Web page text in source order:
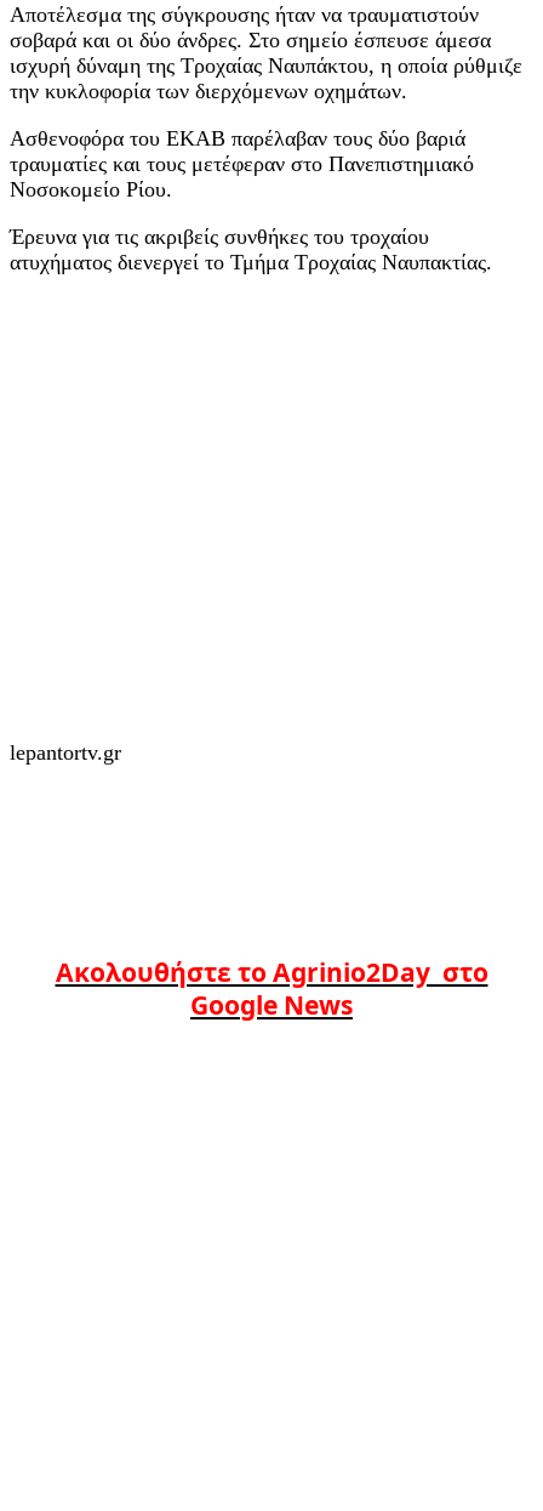
Αποτέλεσμα της σύγκρουσης ήταν να τραυματιστούν
σοβαρά και οι δύο άνδρες. Στο σημείο έσπευσε άμεσα
ισχυρή δύναμη της Τροχαίας Ναυπάκτου, η οποία ρύθμιζε
την κυκλοφορία των διερχόμενων οχημάτων.
Ασθενοφόρα του ΕΚΑΒ παρέλαβαν τους δύο βαριά
τραυματίες και τους μετέφεραν στο Πανεπιστημιακό
Νοσοκομείο Ρίου.
Έρευνα για τις ακριβείς συνθήκες του τροχαίου
ατυχήματος διενεργεί το Τμήμα Τροχαίας Ναυπακτίας.
lepantortv.gr
Ακολουθήστε το Agrinio2Day στο
Google News